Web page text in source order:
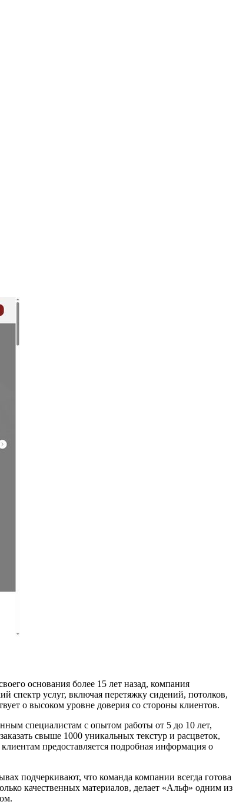
основания более 15 лет назад, компания
спектр услуг, включая перетяжку сидений, потолков,
о высоком уровне доверия со стороны клиентов.
специалистам с опытом работы от 5 до 10 лет,
свыше 1000 уникальных текстур и расцветок,
предоставляется подробная информация о
подчеркивают, что команда компании всегда готова
качественных материалов, делает «Альф» одним из